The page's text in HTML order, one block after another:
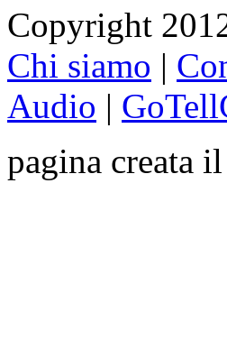
Copyright
Chi siamo |
Audio |
pagina creata